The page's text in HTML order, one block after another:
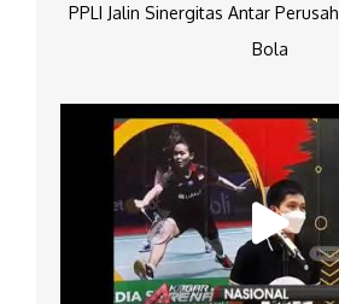
PPLI Jalin Sinergitas Antar
Bola